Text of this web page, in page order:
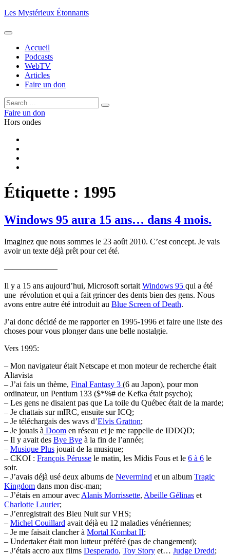
Aller
contenu
Les Mystérieux Étonnants
Accueil
Podcasts
WebTV
Articles
Faire un don
Rechercher :
Rechercher
Faire un don
Hors ondes
Étiquette : 1995
Windows 95 aura 15 ans… dans 4 mois.
Imaginez que nous sommes le 23 août 2010. C’est concept. Je vais
avoir un texte déjà prêt pour cet été.
——————–
Il y a 15 ans aujourd’hui, Microsoft sortait Windows 95 qui a été
une révolution et qui a fait grincer des dents bien des gens. Nous
avons entre autre été introduit au Blue Screen of Death.
J’ai donc décidé de me rapporter en 1995-1996 et faire une liste des
choses pour vous plonger dans une belle nostalgie.
Vers 1995:
– Mon navigateur était Netscape et mon moteur de recherche était
Altavista
– J’ai fais un thème, Final Fantasy 3 (6 au Japon), pour mon
ordinateur, un Pentium 133 ($*%# de Kefka était psycho);
– Les gens ne disaient pas que La toile du Québec était de la marde;
– Je chattais sur mIRC, ensuite sur ICQ;
– Je téléchargais des wavs d’Elvis Gratton;
– Je jouais à Doom en réseau et je me rappelle de IDDQD;
– Il y avait des Bye Bye à la fin de l’année;
– Musique Plus jouait de la musique;
– CKOI : François Pérusse le matin, les Midis Fous et le 6 à 6 le
soir.
– J’avais déjà usé deux albums de Nevermind et un album Tragic
Kingdom dans mon disc-man;
– J’étais en amour avec Alanis Morrissette, Abeille Gélinas et
Charlotte Laurier;
– J’enregistrait des Bleu Nuit sur VHS;
– Michel Couillard avait déjà eu 12 maladies vénériennes;
– Je me faisait clancher à Mortal Kombat II;
– Undertaker était mon lutteur préféré (pas de changement);
– J’étais accro aux films Desperado, Toy Story et… Judge Dredd;